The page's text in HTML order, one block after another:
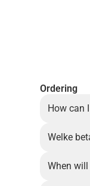
Ordering
How can
Welke
When